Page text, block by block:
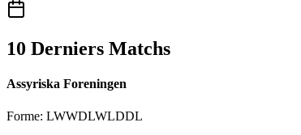
10 Derniers Matchs
Assyriska Foreningen
Forme: LWWDLWLDDL